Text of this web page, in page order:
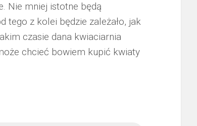
Nie mniej istotne będą
tego z kolei będzie zależało, jak
czasie dana kwiaciarnia
chcieć bowiem kupić kwiaty